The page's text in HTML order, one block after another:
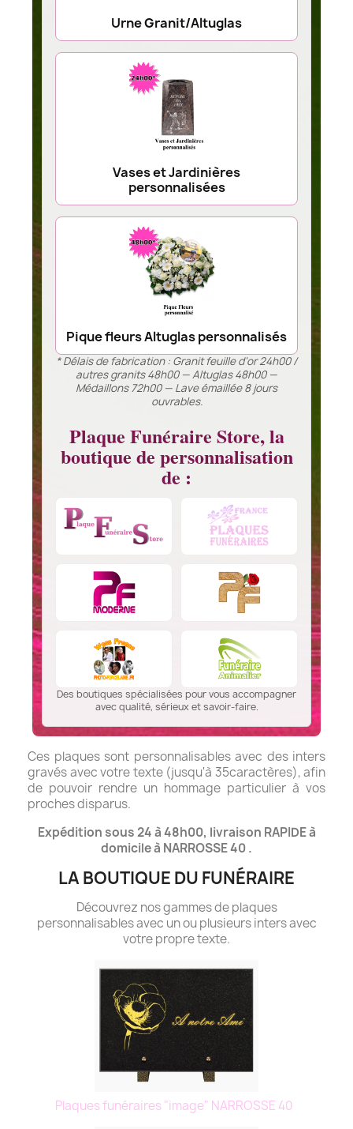
Urne Granit/Altuglas
Vases et Jardinières
personnalisées
Pique fleurs Altuglas personnalisés
* Délais de fabrication : Granit feuille d’or 24h00 /
autres granits 48h00 — Altuglas 48h00 —
Médaillons 72h00 — Lave émaillée 8 jours
ouvrables.
Plaque Funéraire Store, la
boutique de personnalisation
de :
Des boutiques spécialisées pour vous accompagner
avec qualité, sérieux et savoir-faire.
Ces plaques sont personnalisables avec des inters
gravés avec votre texte (jusqu'à 35caractères), afin
de pouvoir rendre un hommage particulier à vos
proches disparus.
Expédition sous 24 à 48h00, livraison RAPIDE à
domicile à NARROSSE 40 .
LA BOUTIQUE DU FUNÉRAIRE
Découvrez nos gammes de plaques
personnalisables avec un ou plusieurs inters avec
votre propre texte.
Plaques funéraires "image" NARROSSE 40